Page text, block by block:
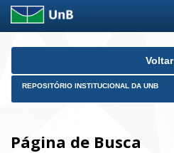
Skip
Voltar
REPOSITÓRIO INSTITUCIONAL DA UNB
Página de Busca